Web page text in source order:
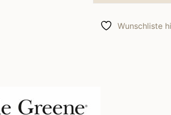
Wunschliste